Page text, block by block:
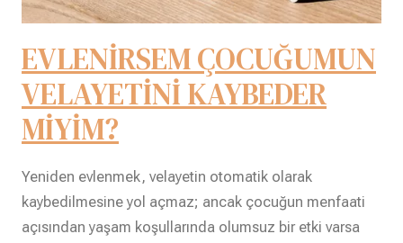
EVLENİRSEM ÇOCUĞUMUN
VELAYETİNİ KAYBEDER
MİYİM?
Yeniden evlenmek, velayetin otomatik olarak
kaybedilmesine yol açmaz; ancak çocuğun menfaati
açısından yaşam koşullarında olumsuz bir etki varsa